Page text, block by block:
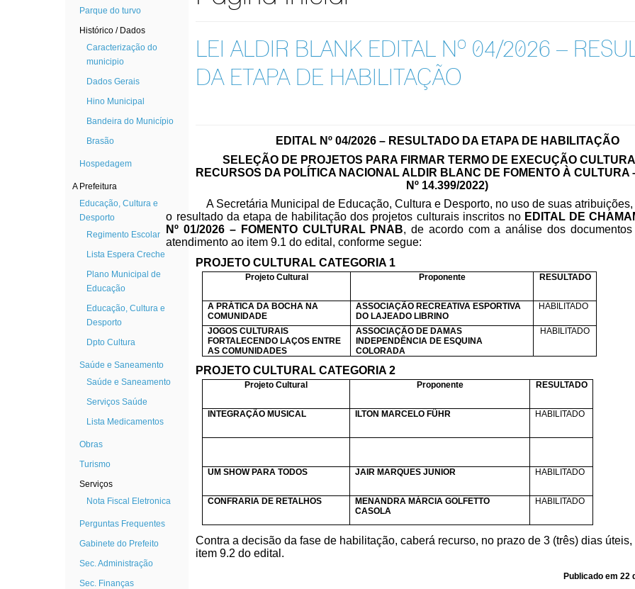
Parque do turvo
Histórico / Dados
Caracterização do
municipio
Dados Gerais
Hino Municipal
Bandeira do Município
Brasão
Hospedagem
A Prefeitura
Educação, Cultura e
Desporto
Regimento Escolar
Lista Espera Creche
Plano Municipal de
Educação
Educação, Cultura e
Desporto
Dpto Cultura
Saúde e Saneamento
Saúde e Saneamento
Serviços Saúde
Lista Medicamentos
Obras
Turismo
Serviços
Nota Fiscal Eletronica
Perguntas Frequentes
Gabinete do Prefeito
Sec. Administração
Sec. Finanças
LEI ALDIR BLANK EDITAL Nº 04/2026 –
DA ETAPA DE HABILITAÇÃO
EDITAL Nº 04/2026 – RESULTADO DA ETAPA DE HABILITAÇÃO
SELEÇÃO DE PROJETOS PARA FIRMAR TERMO DE EXECUÇÃO
RECURSOS DA POLÍTICA NACIONAL ALDIR BLANC DE FOMENTO À CULTURA
Nº 14.399/2022)
A Secretária Municipal de Educação, Cultura e Desporto, no uso de suas atribuições,
o resultado da etapa de habilitação dos projetos culturais inscritos no EDITAL DE
Nº 01/2026 – FOMENTO CULTURAL PNAB, de acordo com a análise dos documentos
atendimento ao item 9.1 do edital, conforme segue:
PROJETO CULTURAL CATEGORIA 1
Projeto Cultural Proponente RESULTADO
A PRÁTICA DA BOCHA NA
COMUNIDADE
ASSOCIAÇÃO RECREATIVA ESPORTIVA
DO LAJEADO LIBRINO
HABILITADO
JOGOS CULTURAIS
FORTALECENDO LAÇOS ENTRE
AS COMUNIDADES
ASSOCIAÇÃO DE DAMAS
INDEPENDÊNCIA DE ESQUINA
COLORADA
HABILITADO
PROJETO CULTURAL CATEGORIA 2
Projeto Cultural Proponente RESULTADO
INTEGRAÇÃO MUSICAL ILTON MARCELO FÜHR HABILITADO
UM SHOW PARA TODOS JAIR MARQUES JUNIOR HABILITADO
CONFRARIA DE RETALHOS
MENANDRA MÁRCIA GOLFETTO
CASOLA
HABILITADO
Contra a decisão da fase de habilitação, caberá recurso, no prazo de 3 (três) dias úteis,
item 9.2 do edital.
Publicado em 22